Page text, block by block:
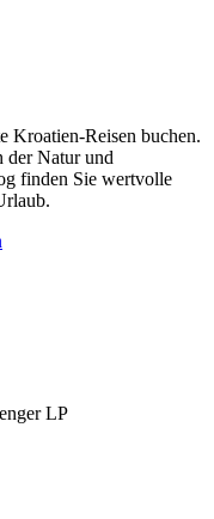
Kroatien-Reisen buchen.
der Natur und
finden Sie wertvolle
LP